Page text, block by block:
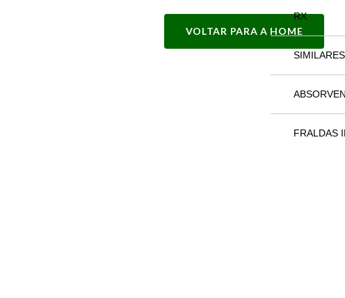
RX
SIMILARES
FRALDAS
VOLTAR PARA A HOME